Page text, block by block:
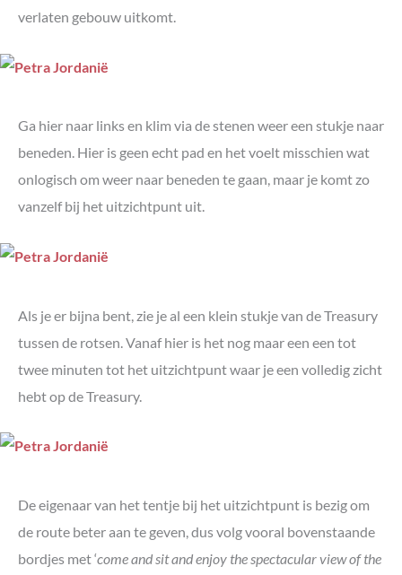
verlaten gebouw uitkomt.
Ga hier naar links en klim via de stenen weer een stukje naar
beneden. Hier is geen echt pad en het voelt misschien wat
onlogisch om weer naar beneden te gaan, maar je komt zo
vanzelf bij het uitzichtpunt uit.
Als je er bijna bent, zie je al een klein stukje van de Treasury
tussen de rotsen. Vanaf hier is het nog maar een een tot
twee minuten tot het uitzichtpunt waar je een volledig zicht
hebt op de Treasury.
De eigenaar van het tentje bij het uitzichtpunt is bezig om
de route beter aan te geven, dus volg vooral bovenstaande
bordjes met ‘come and sit and enjoy the spectacular view of the